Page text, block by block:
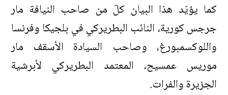
كما يؤيّد هذا البيان كلّ من صاحب النيافة مار
جرجس كورية، النائب البطريركي في بلجيكا وفرنسا
واللوكسمبورغ، وصاحب السيادة الأسقف مار
موريس عمسيح، المعتمد البطريركي لأبرشية
الجزيرة والفرات.